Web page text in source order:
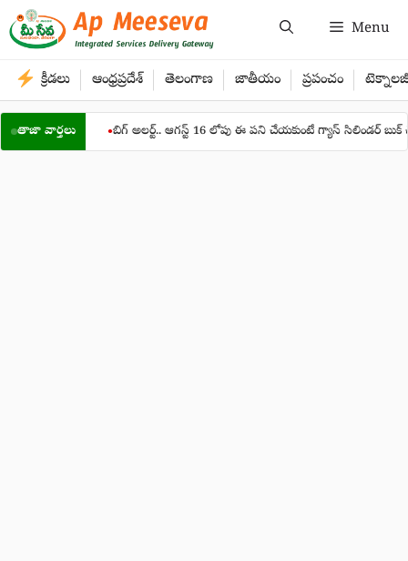
Skip
to
content
Menu
క్రీడలు ఆంధ్రప్రదేశ్ తెలంగాణ జాతీయం ప్రపంచం
తాజా వార్తలు
! ●బిగ్‌ అలర్ట్‌.. ఆగస్ట్‌ 16 లోపు ఈ పని చేయకుంటే గ్యాస్‌ సిలిండర్‌ బుక్‌ చేసుకోలేరు..!